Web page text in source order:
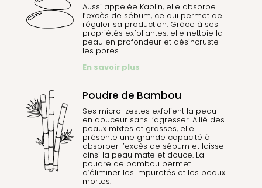
Aussi appelée Kaolin, elle absorbe
l’excès de sébum, ce qui permet de
réguler sa production. Grâce à ses
propriétés exfoliantes, elle nettoie la
peau en profondeur et désincruste
les pores.
En savoir plus
Poudre de Bambou
Ses micro-zestes exfolient la peau
en douceur sans l’agresser. Allié des
peaux mixtes et grasses, elle
présente une grande capacité à
absorber l’excès de sébum et laisse
ainsi la peau mate et douce. La
poudre de bambou permet
d’éliminer les impuretés et les peaux
mortes.